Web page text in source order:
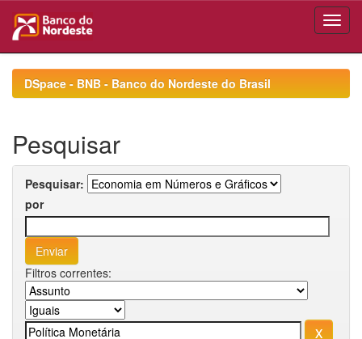
navigationDSpace - BNB - Banco do Nordeste do Brasil
Pesquisar
Pesquisar:
por
Filtros correntes: